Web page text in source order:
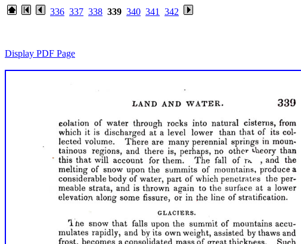
336 337 338 339 340 341 342
Display PDF Page